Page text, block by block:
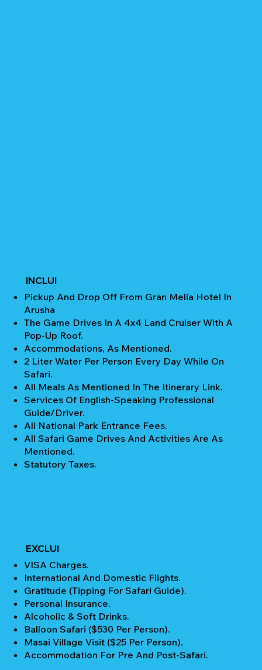
INCLUI
Pickup And Drop Off From Gran Melia Hotel In
Arusha
The Game Drives In A 4x4 Land Cruiser With A
Pop-Up Roof.
Accommodations, As Mentioned.
2 Liter Water Per Person Every Day While On
Safari.
All Meals As Mentioned In The Itinerary Link.
Services Of English-Speaking Professional
Guide/Driver.
All National Park Entrance Fees.
All Safari Game Drives And Activities Are As
Mentioned.
Statutory Taxes.
EXCLUI
VISA Charges.
International And Domestic Flights.
Gratitude (Tipping For Safari Guide).
Personal Insurance.
Alcoholic & Soft Drinks.
Balloon Safari ($530 Per Person).
Masai Village Visit ($25 Per Person).
Accommodation For Pre And Post-Safari.